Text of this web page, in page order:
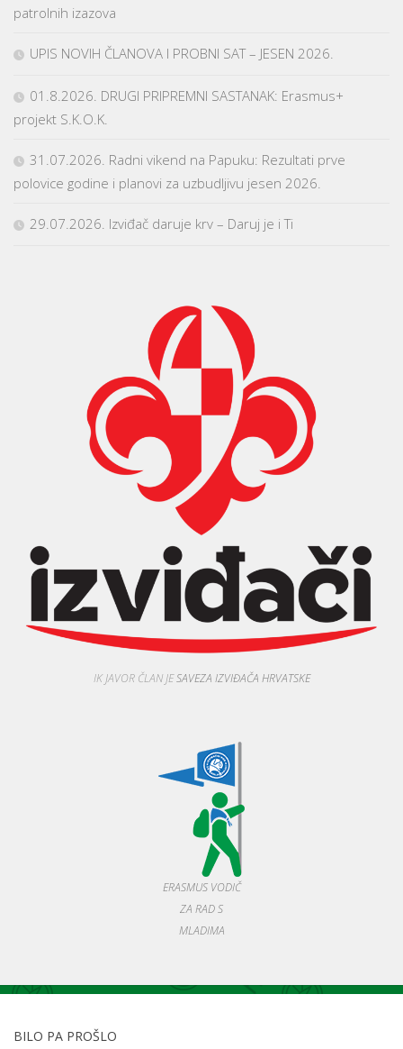
patrolnih izazova
UPIS NOVIH ČLANOVA I PROBNI SAT – JESEN 2026.
01.8.2026. DRUGI PRIPREMNI SASTANAK: Erasmus+
projekt S.K.O.K.
31.07.2026. Radni vikend na Papuku: Rezultati prve
polovice godine i planovi za uzbudljivu jesen 2026.
29.07.2026. Izviđač daruje krv – Daruj je i Ti
IK JAVOR ČLAN JESAVEZA IZVIĐAČA HRVATSKE
ERASMUS VODIČ
ZA RAD S
MLADIMA
BILO PA PROŠLO